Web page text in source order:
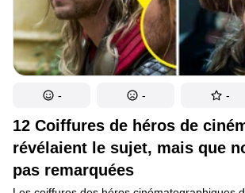
12 Coiffures de héros de
révélaient le sujet, mais que
pas remarquées
- - -